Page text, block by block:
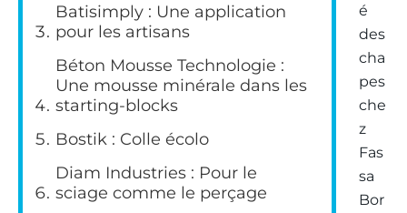
Batisimply : Une application
pour les artisans
Béton Mousse Technologie :
Une mousse minérale dans les
starting-blocks
Bostik : Colle écolo
Diam Industries : Pour le
sciage comme le perçage
é
des
cha
pes
che
z
Fas
sa
Bor